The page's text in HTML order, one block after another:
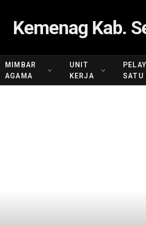
Kemenag Kab.
MIMBAR
AGAMA
UNIT
KERJA
SATU